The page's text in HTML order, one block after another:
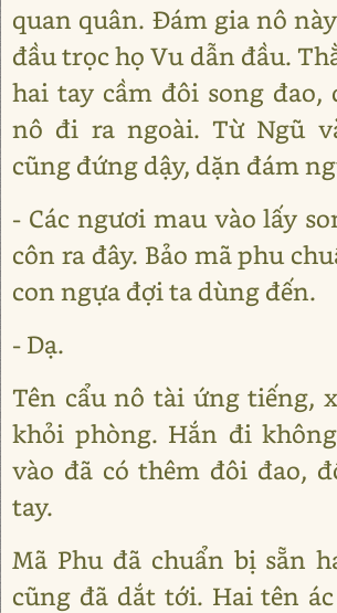
quan quân. Đám gia nô
đầu trọc họ Vu dẫn đầu.
hai tay cầm đôi song đao,
nô đi ra ngoài. Từ Ngũ
cũng đứng dậy, dặn đám
- Các ngươi mau vào lấy
côn ra đây. Bảo mã phu
con ngựa đợi ta dùng đến.
- Dạ.
Tên cẩu nô tài ứng tiếng,
khỏi phòng. Hắn đi
vào đã có thêm đôi đao,
tay.
Mã Phu đã chuẩn bị sẵn
cũng đã dắt tới. Hai tên